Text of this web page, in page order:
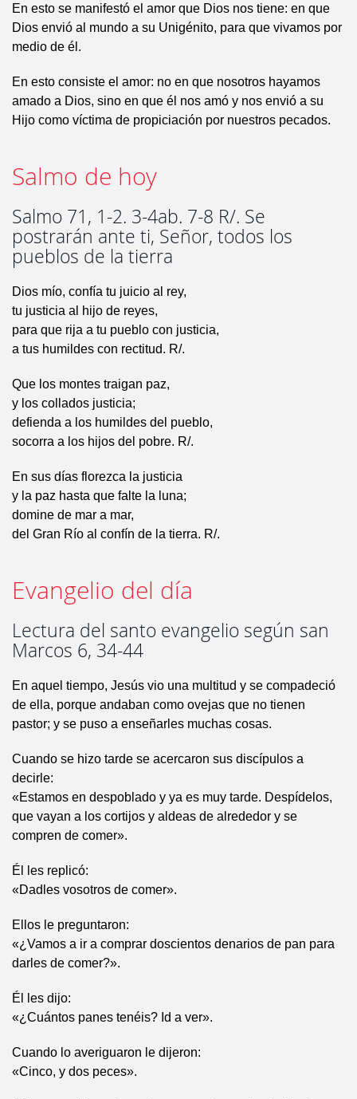
En esto se manifestó el amor que Dios nos tiene: en que
Dios envió al mundo a su Unigénito, para que vivamos por
medio de él.
En esto consiste el amor: no en que nosotros hayamos
amado a Dios, sino en que él nos amó y nos envió a su
Hijo como víctima de propiciación por nuestros pecados.
Salmo de hoy
Salmo 71, 1-2. 3-4ab. 7-8 R/. Se
postrarán ante ti, Señor, todos los
pueblos de la tierra
Dios mío, confía tu juicio al rey,
tu justicia al hijo de reyes,
para que rija a tu pueblo con justicia,
a tus humildes con rectitud. R/.
Que los montes traigan paz,
y los collados justicia;
defienda a los humildes del pueblo,
socorra a los hijos del pobre. R/.
En sus días florezca la justicia
y la paz hasta que falte la luna;
domine de mar a mar,
del Gran Río al confín de la tierra. R/.
Evangelio del día
Lectura del santo evangelio según san
Marcos 6, 34-44
En aquel tiempo, Jesús vio una multitud y se compadeció
de ella, porque andaban como ovejas que no tienen
pastor; y se puso a enseñarles muchas cosas.
Cuando se hizo tarde se acercaron sus discípulos a
decirle:
«Estamos en despoblado y ya es muy tarde. Despídelos,
que vayan a los cortijos y aldeas de alrededor y se
compren de comer».
Él les replicó:
«Dadles vosotros de comer».
Ellos le preguntaron:
«¿Vamos a ir a comprar doscientos denarios de pan para
darles de comer?».
Él les dijo:
«¿Cuántos panes tenéis? Id a ver».
Cuando lo averiguaron le dijeron:
«Cinco, y dos peces».